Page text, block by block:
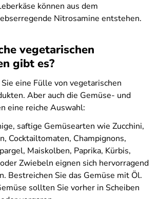
können aus dem
Nitrosamine entstehen.
vegetarischen
gibt es?
eine Fülle von vegetarischen
Aber auch die Gemüse- und
eine reiche Auswahl:
saftige Gemüsearten wie Zucchini,
Cocktailtomaten, Champignons,
Maiskolben, Paprika, Kürbis,
Zwiebeln eignen sich hervorragend
Bestreichen Sie das Gemüse mit Öl.
sollten Sie vorher in Scheiben